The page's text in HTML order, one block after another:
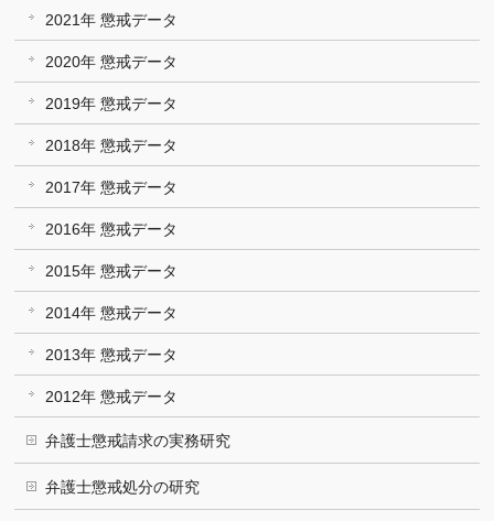
2021年 懲戒データ
2020年 懲戒データ
2019年 懲戒データ
2018年 懲戒データ
2017年 懲戒データ
2016年 懲戒データ
2015年 懲戒データ
2014年 懲戒データ
2013年 懲戒データ
2012年 懲戒データ
弁護士懲戒請求の実務研究
弁護士懲戒処分の研究